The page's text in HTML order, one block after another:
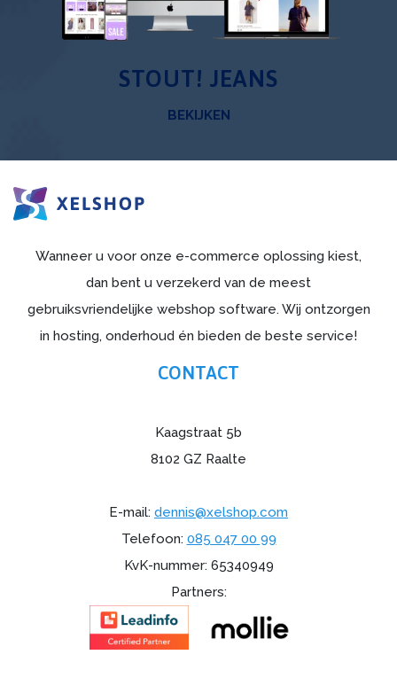
STOUT! JEANS
BEKIJKEN
Wanneer u voor onze e-commerce oplossing kiest,
dan bent u verzekerd van de meest
gebruiksvriendelijke webshop software. Wij ontzorgen
in hosting, onderhoud én bieden de beste service!
CONTACT
Kaagstraat 5b
8102 GZ Raalte
E-mail: dennis@xelshop.com
Telefoon: 085 047 00 99
KvK-nummer: 65340949
Partners: